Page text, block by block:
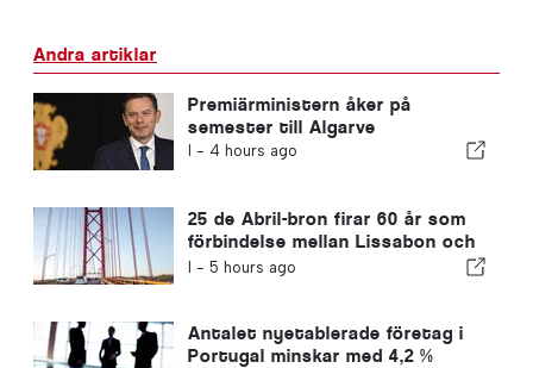
Andra artiklar
Premiärministern åker på
semester till Algarve
I - 4 hours ago
25 de Abril-bron firar 60 år som
förbindelse mellan Lissabon och
Almada
I - 5 hours ago
Antalet nyetablerade företag i
Portugal minskar med 4,2 %